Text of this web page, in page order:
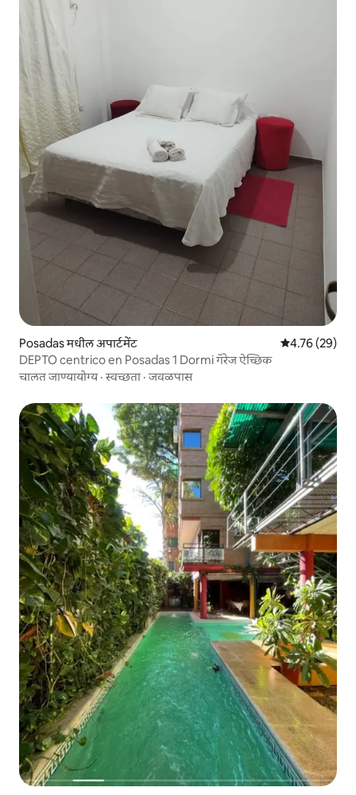
Posadas मधील अपार्टमेंट 5 पैकी 4.76
4.76 (29)
DEPTO centrico en Posadas 1 Dormi गॅरेज ऐच्छिक
चालत जाण्यायोग्य·स्वच्छता ·जवळपास